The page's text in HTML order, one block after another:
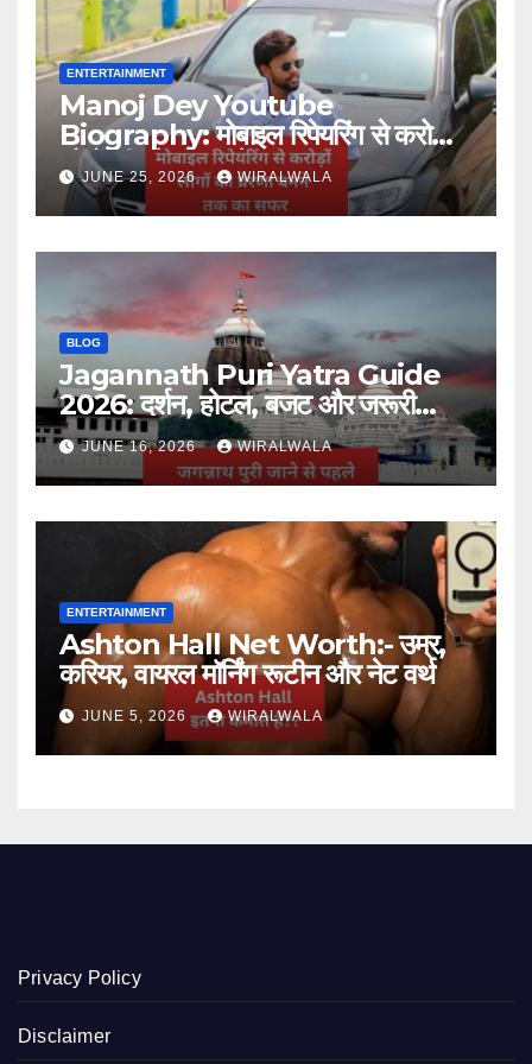
ENTERTAINMENT
Manoj Dey Youtube
Biography: मोबाइल रिपेयरिंग से करोड़ों
लोगों की प्रेरणा बनने तक का सफर
JUNE 25, 2026 WIRALWALA
BLOG
Jagannath Puri Yatra Guide
2026: दर्शन, होटल, बजट और जरूरी
जानकारी
JUNE 16, 2026 WIRALWALA
ENTERTAINMENT
Ashton Hall Net Worth:- उम्र,
करियर, वायरल मॉर्निंग रूटीन और नेट वर्थ
JUNE 5, 2026 WIRALWALA
Privacy Policy
Disclaimer